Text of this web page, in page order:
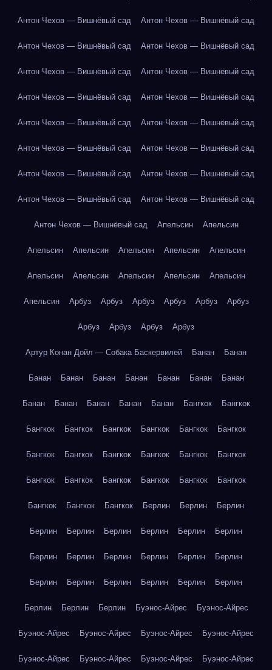
Антон Чехов — Вишнёвый сад Антон Чехов — Вишнёвый сад
Антон Чехов — Вишнёвый сад Антон Чехов — Вишнёвый сад
Антон Чехов — Вишнёвый сад Антон Чехов — Вишнёвый сад
Антон Чехов — Вишнёвый сад Антон Чехов — Вишнёвый сад
Антон Чехов — Вишнёвый сад Антон Чехов — Вишнёвый сад
Антон Чехов — Вишнёвый сад Антон Чехов — Вишнёвый сад
Антон Чехов — Вишнёвый сад Антон Чехов — Вишнёвый сад
Антон Чехов — Вишнёвый сад Антон Чехов — Вишнёвый сад
Антон Чехов — Вишнёвый сад Апельсин Апельсин
Апельсин Апельсин Апельсин Апельсин Апельсин
Апельсин Апельсин Апельсин Апельсин Апельсин
Апельсин Арбуз Арбуз Арбуз Арбуз Арбуз Арбуз
Арбуз Арбуз Арбуз Арбуз
Артур Конан Дойл — Собака Баскервилей Банан Банан
Банан Банан Банан Банан Банан Банан Банан
Банан Банан Банан Банан Банан Бангкок Бангкок
Бангкок Бангкок Бангкок Бангкок Бангкок Бангкок
Бангкок Бангкок Бангкок Бангкок Бангкок Бангкок
Бангкок Бангкок Бангкок Бангкок Бангкок Бангкок
Бангкок Бангкок Бангкок Берлин Берлин Берлин
Берлин Берлин Берлин Берлин Берлин Берлин
Берлин Берлин Берлин Берлин Берлин Берлин
Берлин Берлин Берлин Берлин Берлин Берлин
Берлин Берлин Берлин Буэнос-Айрес Буэнос-Айрес
Буэнос-Айрес Буэнос-Айрес Буэнос-Айрес Буэнос-Айрес
Буэнос-Айрес Буэнос-Айрес Буэнос-Айрес Буэнос-Айрес